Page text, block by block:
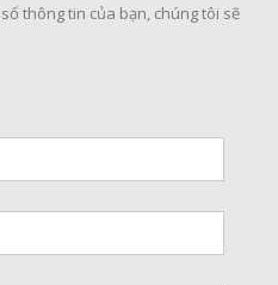
thông tin của bạn, chúng tôi sẽ